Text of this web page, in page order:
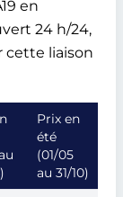
en
24 h/24,
cette liaison
Prix en
été
(01/05
au 31/10)